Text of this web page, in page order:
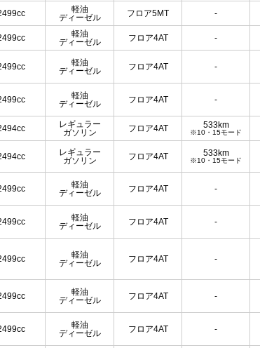
軽油
ディーゼル
フロア5MT -
軽油
ディーゼル
フロア4AT -
軽油
ディーゼル
フロア4AT -
軽油
ディーゼル
フロア4AT -
レギュラー
ガソリン
フロア4AT 533km
※10・15モード
レギュラー
ガソリン
フロア4AT 533km
※10・15モード
軽油
ディーゼル
フロア4AT -
軽油
ディーゼル
フロア4AT -
軽油
ディーゼル
フロア4AT -
軽油
ディーゼル
フロア4AT -
軽油
ディーゼル
フロア4AT -